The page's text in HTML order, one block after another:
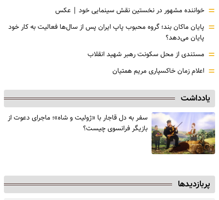
= خواننده مشهور در نخستین نقش سینمایی خود |‌ عکس
= پایان ماکان بند؛ گروه محبوب پاپ ایران پس از سال‌ها فعالیت به کار خود
پایان می‌دهد؟
= مستندی از محل سکونت رهبر شهید انقلاب
= اعلام زمان خاکسپاری مریم همتیان
یادداشت
سفر به دل قاجار با «ژولیت و شاه»؛ ماجرای دعوت از
‌بازیگر فرانسوی چیست؟
پربازدیدها